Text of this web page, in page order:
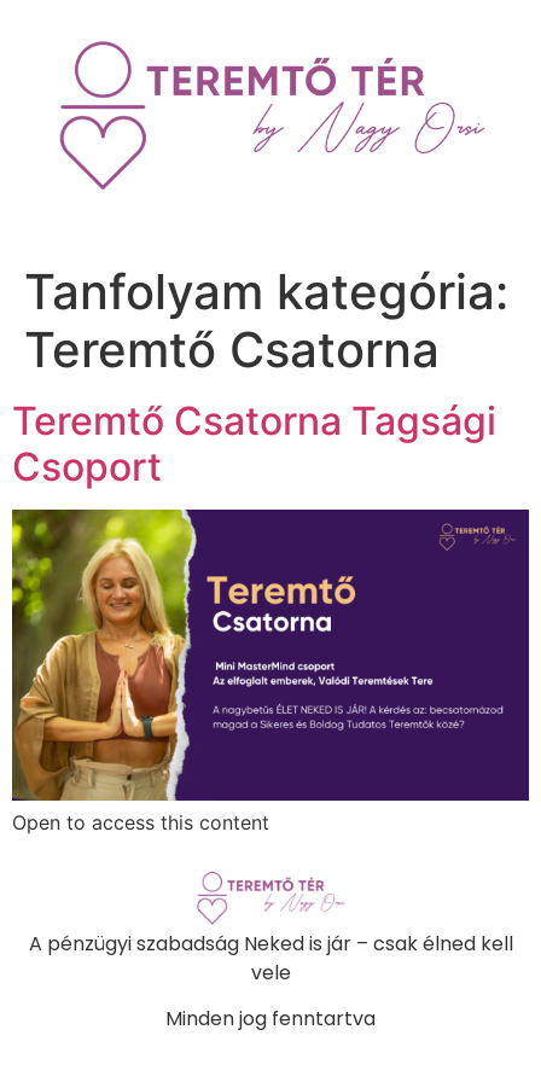
Tanfolyam kategória:
Teremtő Csatorna
Teremtő Csatorna Tagsági
Csoport
Open to access this content
A pénzügyi szabadság Neked is jár – csak élned kell
vele
Minden jog fenntartva